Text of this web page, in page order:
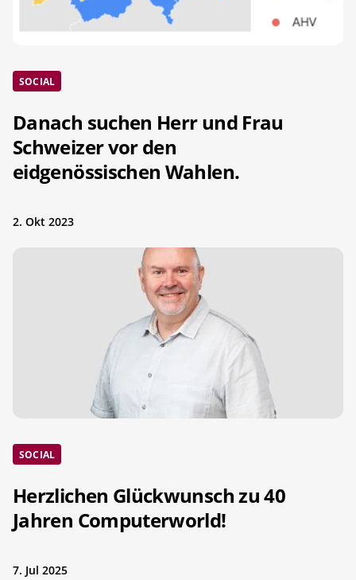
SOCIAL
Danach suchen Herr und Frau
Schweizer vor den
eidgenössischen Wahlen.
2. Okt 2023
SOCIAL
Herzlichen Glückwunsch zu 40
Jahren Computerworld!
7. Jul 2025